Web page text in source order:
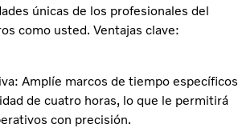
únicas de los profesionales del
como usted. Ventajas clave:
Amplíe marcos de tiempo específicos
de cuatro horas, lo que le permitirá
con precisión.